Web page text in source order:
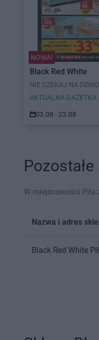
NOWA!
Black Red White
NIE CZEKAJ NA
AKTUALNA GAZETKA
03.08 - 23.08
W miejscowości
Nazwa i adres
Black Red White